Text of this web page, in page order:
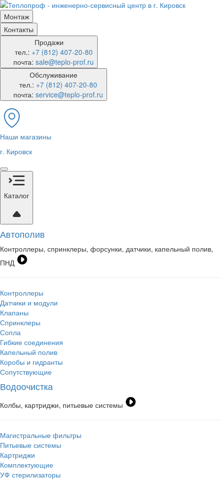
Монтаж
Контакты
Продажи
тел.: +7 (812) 407-20-80
почта: sale@teplo-prof.ru
Обслуживание
тел.: +7 (812) 407-20-80
почта: service@teplo-prof.ru
Наши магазины
г. Кировск
Каталог
Автополив
Контроллеры, спринклеры, форсунки, датчики, капельный полив,
ПНД
Контроллеры
Датчики и модули
Клапаны
Спринклеры
Сопла
Гибкие соединения
Капельный полив
Коробы и гидранты
Сопутствующие
Водоочистка
Колбы, картриджи, питьевые системы
Магистральные фильтры
Питьевые системы
Картриджи
Комплектующие
УФ стерилизаторы